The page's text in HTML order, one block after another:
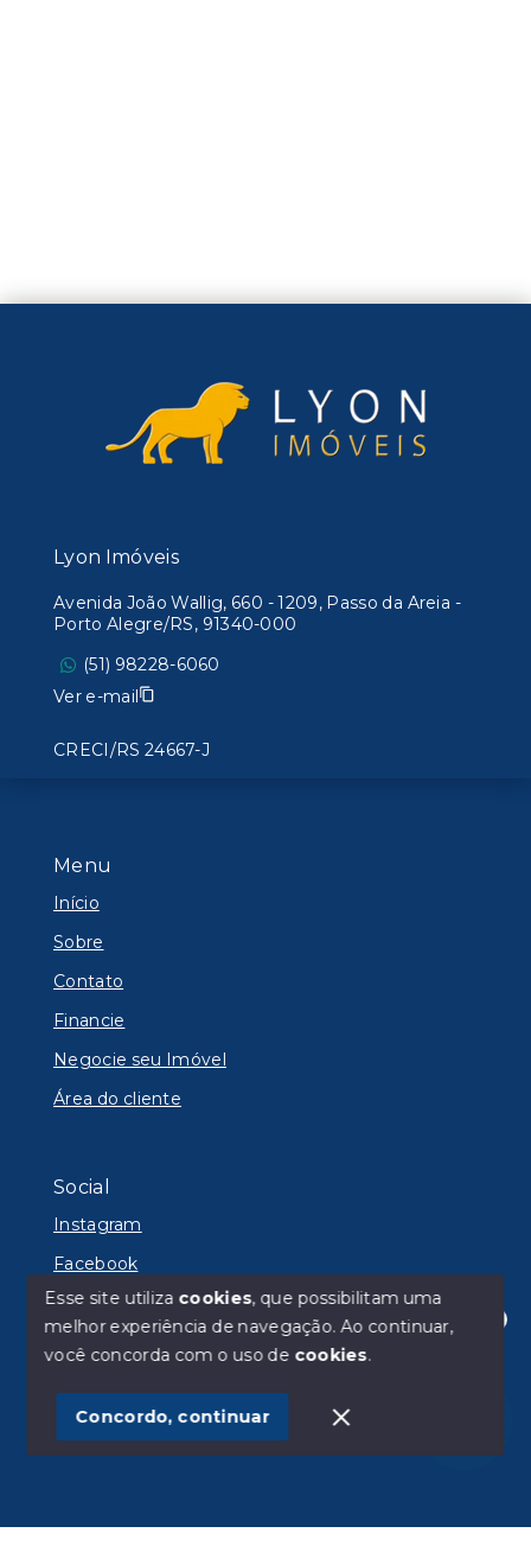
Olá! Estamos disponíveis para te ajudar.
Menu
Início
Sobre
Contato
Financie
Negocie seu Imóvel
Área do cliente
Social
Instagram
Facebook
© Copyright 2026 - Lyon Imóveis - Todos os direitos
SITE PARA IMOBILIARIA
Lyon Imóveis
Avenida João Wallig, 660 - 1209, Passo da Areia -
Porto Alegre/RS, 91340-000
(51) 98228-6060
Ver e-mail
CRECI/RS 24667-J
Esse site utiliza cookies, que possibilitam uma
melhor experiência de navegação.Ao continuar,
você concorda com o uso de cookies.
Concordo, continuar